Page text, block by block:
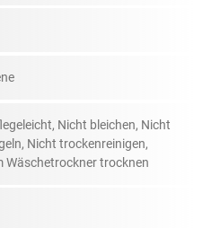
Nicht bleichen, Nicht
Nicht trockenreinigen,
Wäschetrockner trocknen